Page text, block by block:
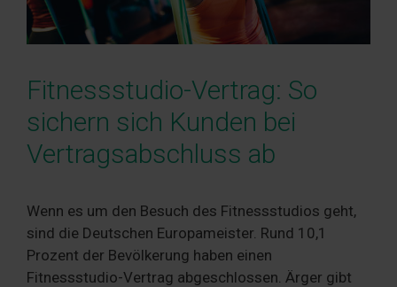
Fitnessstudio-Vertrag: So
sichern sich Kunden bei
Vertragsabschluss ab
Wenn es um den Besuch des Fitnessstudios geht,
sind die Deutschen Europameister. Rund 10,1
Prozent der Bevölkerung haben einen
Fitnessstudio-Vertrag abgeschlossen. Ärger gibt